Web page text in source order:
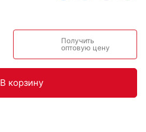
Получить
оптовую цену
В корзинy